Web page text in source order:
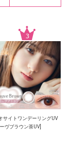
サイトワンデーリングUV
ヴブラウン茶UV]